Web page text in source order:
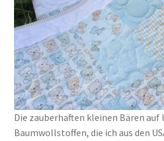
Warenkorb
Widerrufsbelehrung
Zahlungsarten
Die zauberhaften kleinen Bären auf
Baumwollstoffen, die ich aus den